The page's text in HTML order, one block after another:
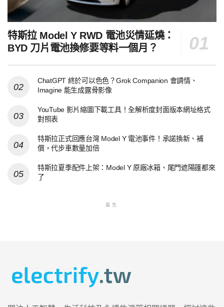
特斯拉 Model Y RWD 電池災情延燒：
BYD 刀片電池換修要等料一個月？
ChatGPT 終於可以色色？Grok Companion 會調情、
Imagine 能生成露骨影像
YouTube 影片縮圖下載工具！全解析度封面版本網址格式
對照表
特斯拉正式回應台灣 Model Y 電池事件！承諾換新、補
償，代步車數量加倍
特斯拉夏季配件上架：Model Y 原廠冰箱、尾門遮陽篷都來
了
廣告